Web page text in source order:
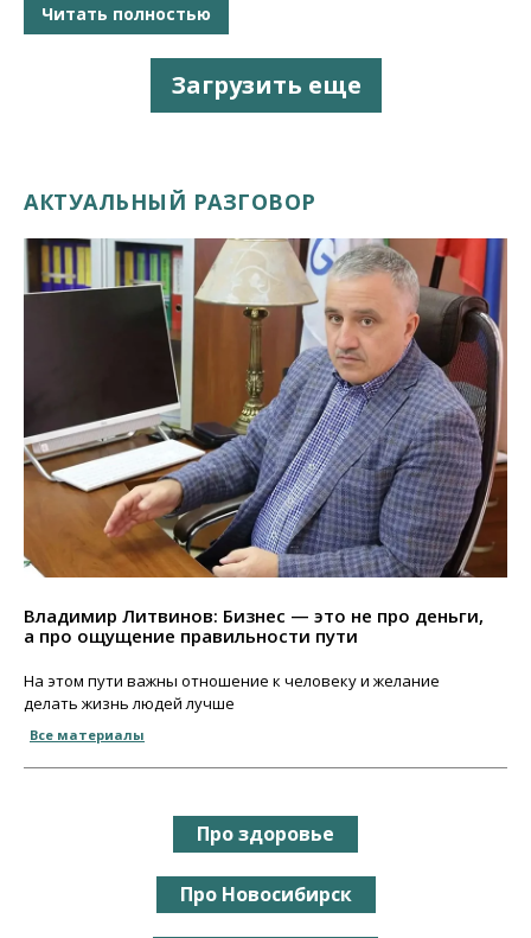
Читать полностью
Загрузить еще
АКТУАЛЬНЫЙ РАЗГОВОР
Владимир Литвинов: Бизнес — это не про деньги,
а про ощущение правильности пути
На этом пути важны отношение к человеку и желание
делать жизнь людей лучше
Все материалы
Про здоровье
Про Новосибирск